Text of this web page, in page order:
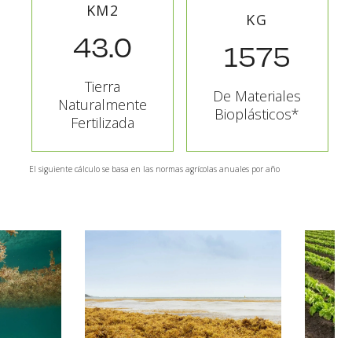
KM2
43.0
Tierra
Naturalmente
Fertilizada
KG
1575
De Materiales
Bioplásticos*
El siguiente cálculo se basa en las normas agrícolas anuales por año